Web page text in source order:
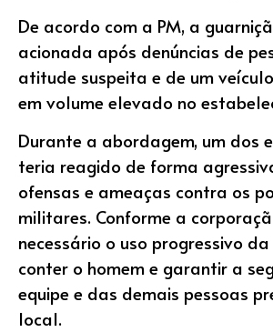
De acordo com a PM, a
acionada após denúncias de
atitude suspeita e de um
em volume elevado no
Durante a abordagem, um dos
teria reagido de forma
ofensas e ameaças contra os
militares. Conforme a
necessário o uso progressivo
conter o homem e garantir a
equipe e das demais pessoas
local.